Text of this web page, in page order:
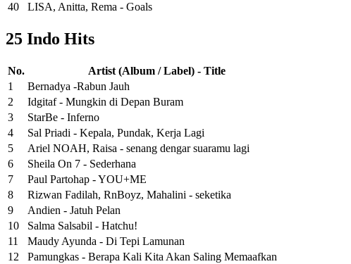
40
LISA, Anitta, Rema - Goals
25 Indo Hits
No.
Artist (Album / Label) - Title
1
Bernadya -Rabun Jauh
2
Idgitaf - Mungkin di Depan Buram
3
StarBe - Inferno
4
Sal Priadi - Kepala, Pundak, Kerja Lagi
5
Ariel NOAH, Raisa - senang dengar suaramu lagi
6
Sheila On 7 - Sederhana
7
Paul Partohap - YOU+ME
8
Rizwan Fadilah, RnBoyz, Mahalini - seketika
9
Andien - Jatuh Pelan
10
Salma Salsabil - Hatchu!
11
Maudy Ayunda - Di Tepi Lamunan
12
Pamungkas - Berapa Kali Kita Akan Saling Memaafkan